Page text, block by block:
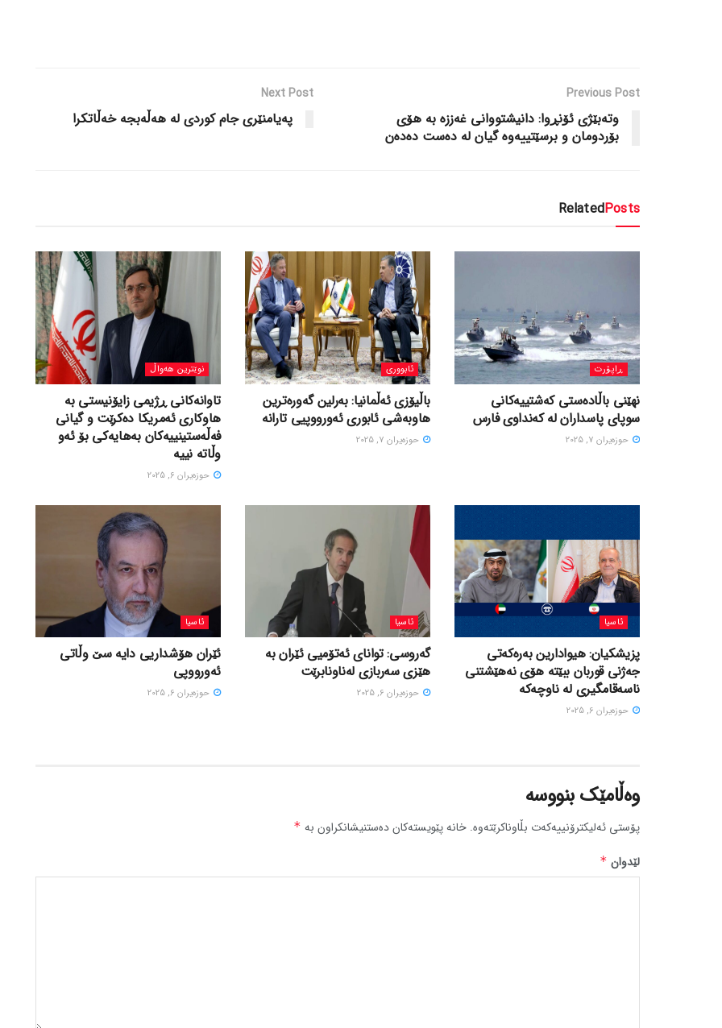
Previous Post
وتەبێژی ئۆنڕوا: دانیشتووانی غەززە بە هۆی
بۆردومان و برسێتییەوە گیان لە دەست دەدەن
Next Post
پەیامنێری جام کوردی لە ھەڵەبجە خەڵاتکرا
RelatedPosts
ڕاپۆرت
نهێنی باڵادەستی کەشتییەکانی
سوپای پاسداران لە کەنداوی فارس
حوزه‌یران 7, 2025
ئابووری
باڵیۆزی ئەڵمانیا: بەرلین گەورەترین
هاوبەشی ئابوری ئەورووپیی تارانە
حوزه‌یران 7, 2025
نوێترین هەواڵ
تاوانەکانی ڕژیمی زایۆنیستی بە
هاوکاری ئەمریکا دەکرێت و گیانی
فەڵەستینییەکان بەهایەکی بۆ ئەو
وڵاتە نییە
حوزه‌یران 6, 2025
ئاسیا
پزیشکیان: هیوادارین بەرەکەتی
جەژنی قوربان ببێتە هۆی نەهێشتنی
ناسەقامگیری لە ناوچەکە
حوزه‌یران 6, 2025
ئاسیا
گەروسی: توانای ئەتۆمیی ئێران بە
هێزی سەربازی لەناونابرێت
حوزه‌یران 6, 2025
ئاسیا
ئێران هۆشداریی دایە سێ وڵاتی
ئەورووپی
حوزه‌یران 6, 2025
وەڵامێک بنووسە
پۆستی ئەلیکترۆنییەکەت بڵاوناکرێتەوە. خانە پێویستەکان دەستنیشانکراون بە *
لێدوان *